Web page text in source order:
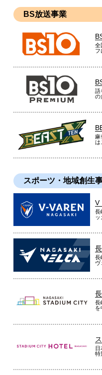
BS放送事業
全
フ
語
の
麻
は
スポーツ・地域創生
V
長
長
ヴ
長
を
日
特